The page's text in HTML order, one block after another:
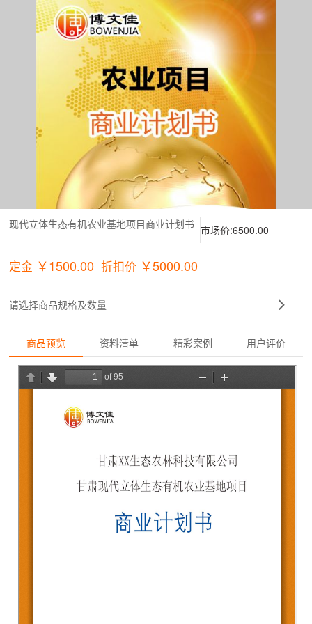
现代立体生态有机农业基地项目商业计划书 市场价:6500.00
定金 ￥1500.00 折扣价 ￥5000.00
请选择商品规格及数量
商品预览 资料清单 精彩案例 用户评价